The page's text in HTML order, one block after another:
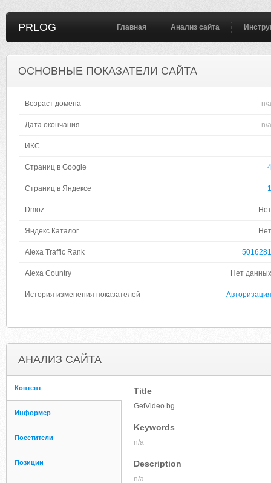
PRLOG Главная Анализ сайта
ОСНОВНЫЕ ПОКАЗАТЕЛИ САЙТА
Возраст домена n/a
Дата окончания n/a
ИКС
Страниц в Google 4
Страниц в Яндексе 1
Dmoz Нет
Яндекс Каталог Нет
Alexa Traffic Rank 5016281
Alexa Country Нет данных
История изменения показателей Авторизация
АНАЛИЗ САЙТА
Контент
Информер
Посетители
Позиции
Title
GetVideo.bg
Keywords
n/a
Description
n/a